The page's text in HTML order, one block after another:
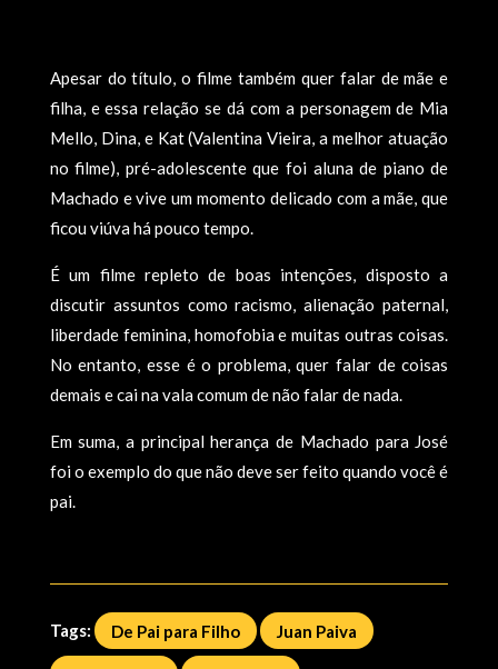
Apesar do título, o filme também quer falar de mãe e
filha, e essa relação se dá com a personagem de Mia
Mello, Dina, e Kat (Valentina Vieira, a melhor atuação
no filme), pré-adolescente que foi aluna de piano de
Machado e vive um momento delicado com a mãe, que
ficou viúva há pouco tempo.
É um filme repleto de boas intenções, disposto a
discutir assuntos como racismo, alienação paternal,
liberdade feminina, homofobia e muitas outras coisas.
No entanto, esse é o problema, quer falar de coisas
demais e cai na vala comum de não falar de nada.
Em suma, a principal herança de Machado para José
foi o exemplo do que não deve ser feito quando você é
pai.
Tags: De Pai para Filho Juan Paiva